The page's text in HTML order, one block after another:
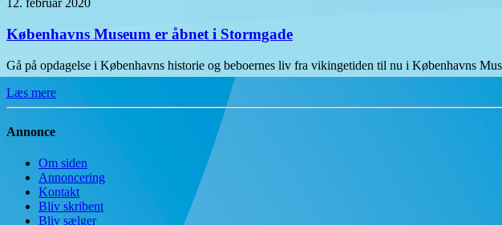
12. februar 2020
Københavns Museum er åbnet i Stormgade
Gå på opdagelse i Københavns historie og beboernes liv fra vikingetiden til nu i Københavns
Læs mere
Annonce
Om siden
Annoncering
Kontakt
Bliv skribent
Bliv sælger